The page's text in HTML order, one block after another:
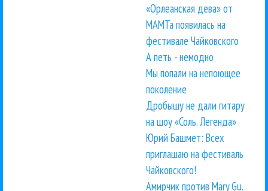
«Орлеанская дева» от
МАМТа появилась на
фестивале Чайковского
А петь - немодно
Мы попали на непоющее
поколение
Дробышу не дали гитару
на шоу «Соль. Легенда»
Юрий Башмет: Всех
приглашаю на фестиваль
Чайковского!
Амирчик против Mary Gu.